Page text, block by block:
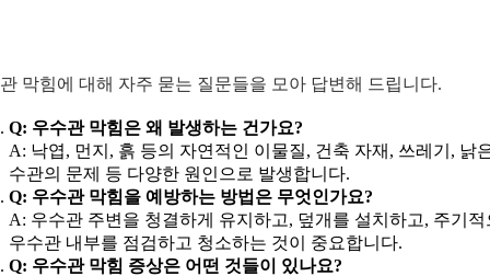
막힘에 대해 자주 묻는 질문들을 모아 답변해 드립니다.
Q: 우수관 막힘은 왜 발생하는 건가요?
A: 낙엽, 먼지, 흙 등의 자연적인 이물질, 건축 자재, 쓰레기, 낡
수관의 문제 등 다양한 원인으로 발생합니다.
Q: 우수관 막힘을 예방하는 방법은 무엇인가요?
A: 우수관 주변을 청결하게 유지하고, 덮개를 설치하고, 주기적
우수관 내부를 점검하고 청소하는 것이 중요합니다.
Q: 우수관 막힘 증상은 어떤 것들이 있나요?